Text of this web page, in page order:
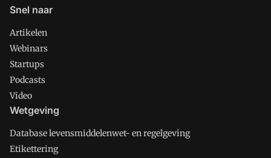
Snel naar
Artikelen
Webinars
Startups
Podcasts
Video
Wetgeving
Database levensmiddelenwet- en regelgeving
Etikettering